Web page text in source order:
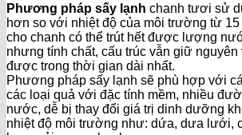
Phương pháp sấy lạnh chanh tươi sử
hơn so với nhiệt độ của môi trường từ
cho chanh có thể trút hết được lượng
nhưng tính chất, cấu trúc vẫn giữ nguyên
được trong thời gian dài nhất.
Phương pháp sấy lạnh sẽ phù hợp với
các loại quả với đặc tính mềm, nhiều
nước, dễ bị thay đổi giá trị dinh dưỡng
nhiệt độ môi trường như: dứa, dưa lưới,